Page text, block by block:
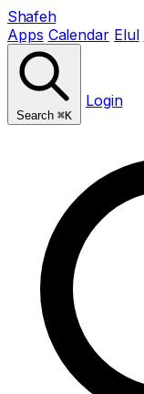
Shafeh
Apps Calendar Elul
Search ⌘K
Login